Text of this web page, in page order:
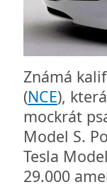
Známá
(NCE),
mockrát
Model S.
Tesla
29.000